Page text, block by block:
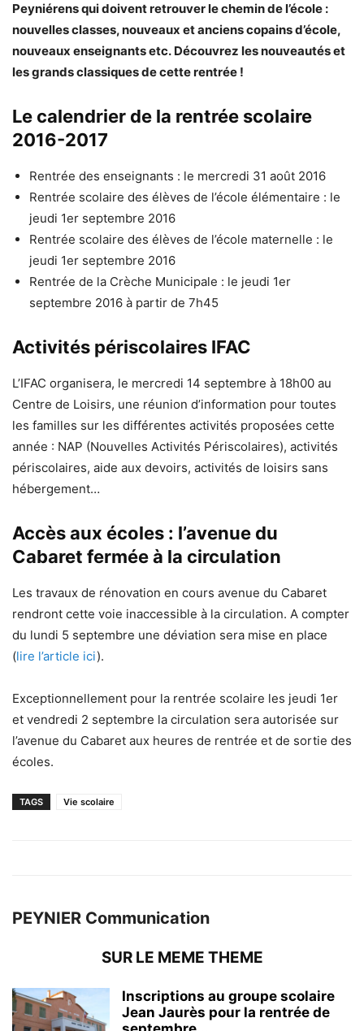
Peyniérens qui doivent retrouver le chemin de l’école :
nouvelles classes, nouveaux et anciens copains d’école,
nouveaux enseignants etc. Découvrez les nouveautés et
les grands classiques de cette rentrée !
Le calendrier de la rentrée scolaire
2016-2017
Rentrée des enseignants : le mercredi 31 août 2016
Rentrée scolaire des élèves de l’école élémentaire : le
jeudi 1er septembre 2016
Rentrée scolaire des élèves de l’école maternelle : le
jeudi 1er septembre 2016
Rentrée de la Crèche Municipale : le jeudi 1er
septembre 2016 à partir de 7h45
Activités périscolaires IFAC
L’IFAC organisera, le mercredi 14 septembre à 18h00 au
Centre de Loisirs, une réunion d’information pour toutes
les familles sur les différentes activités proposées cette
année : NAP (Nouvelles Activités Périscolaires), activités
périscolaires, aide aux devoirs, activités de loisirs sans
hébergement…
Accès aux écoles : l’avenue du
Cabaret fermée à la circulation
Les travaux de rénovation en cours avenue du Cabaret
rendront cette voie inaccessible à la circulation. A compter
du lundi 5 septembre une déviation sera mise en place
(lire l’article ici).
Exceptionnellement pour la rentrée scolaire les jeudi 1er
et vendredi 2 septembre la circulation sera autorisée sur
l’avenue du Cabaret aux heures de rentrée et de sortie des
écoles.
TAGS Vie scolaire
PEYNIER Communication
SUR LE MEME THEME
Inscriptions au groupe scolaire
Jean Jaurès pour la rentrée de